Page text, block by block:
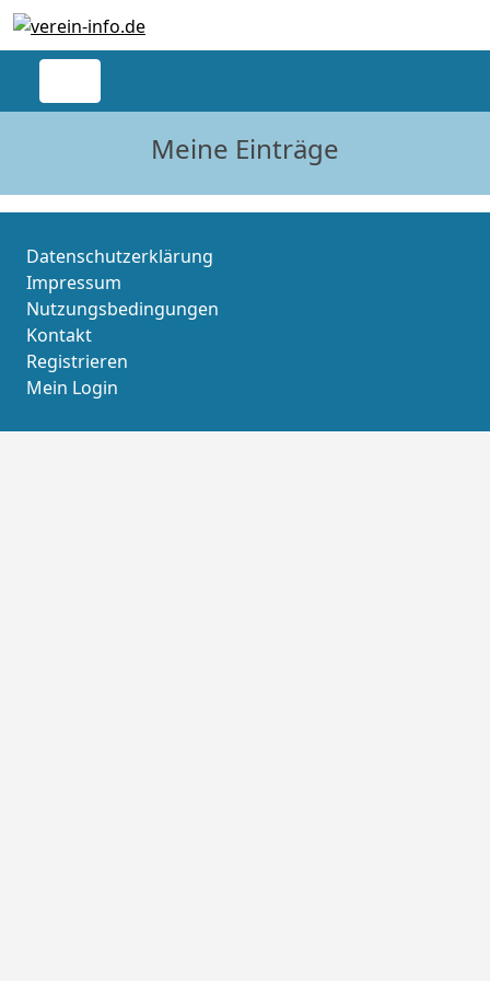
Meine Einträge
Datenschutzerklärung
Impressum
Nutzungsbedingungen
Kontakt
Registrieren
Mein Login